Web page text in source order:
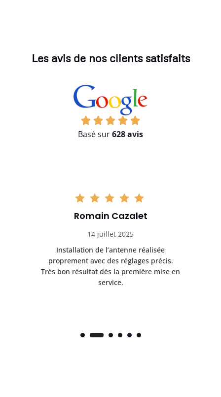
Les avis de nos clients satisfaits
Basé sur628 avis
Romain Cazalet
14 juillet 2025
Installation de l’antenne réalisée
proprement avec des réglages précis.
Très bon résultat dès la première mise en
service.